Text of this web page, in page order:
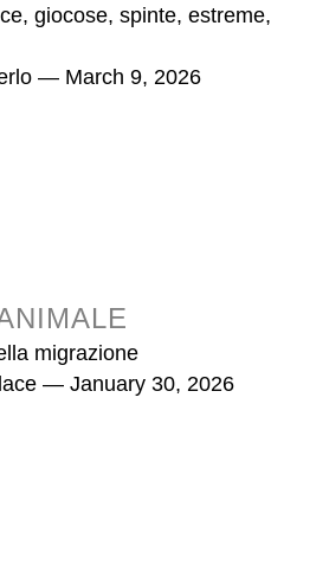
giocose, spinte, estreme,
— March 9, 2026
migrazione
— January 30, 2026